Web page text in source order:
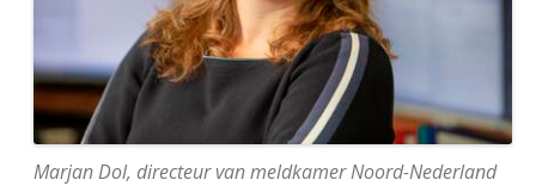
Marjan Dol, directeur van meldkamer Noord-Nederland